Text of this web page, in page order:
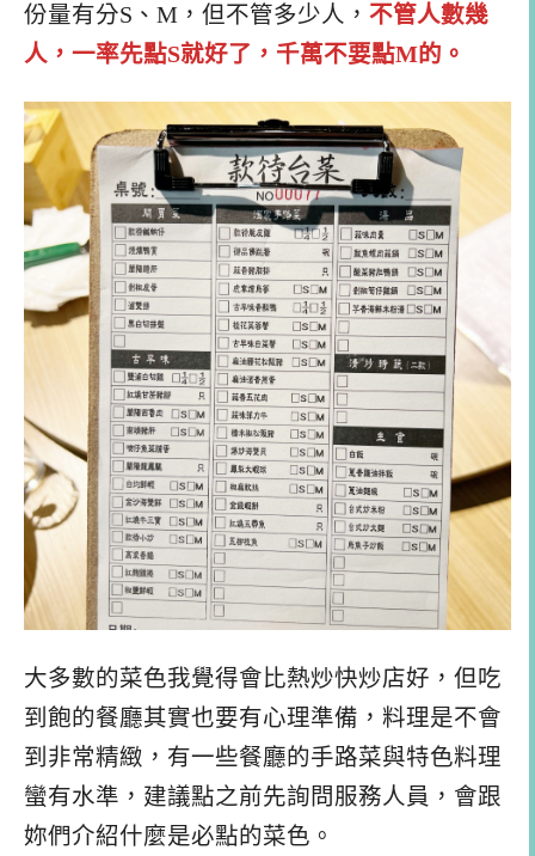
份量有分S、M，但不管多少人， 不管人數幾
人，一率先點S就好了，千萬不要點M的。
大多數的菜色我覺得會比熱炒快炒店好，但吃
到飽的餐廳其實也要有心理準備，料理是不會
到非常精緻，有一些餐廳的手路菜與特色料理
蠻有水準，建議點之前先詢問服務人員，會跟
妳們介紹什麼是必點的菜色。